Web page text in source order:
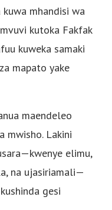
mhandisi wa
kutoka Fakfak
kuweka samaki
mapato yake
maendeleo
mwisho. Lakini
elimu,
na ujasiriamali—
gesi